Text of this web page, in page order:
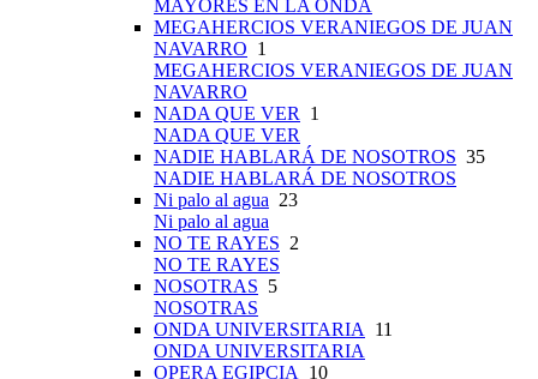
MAYORES EN LA ONDA
MEGAHERCIOS VERANIEGOS DE JUAN
NAVARRO 1
MEGAHERCIOS VERANIEGOS DE JUAN
NAVARRO
NADA QUE VER
1
NADA QUE VER
NADIE HABLARÁ DE NOSOTROS 35
NADIE HABLARÁ DE NOSOTROS
Ni palo al agua 23
Ni palo al agua
NO TE RAYES 2
NO TE RAYES
NOSOTRAS 5
NOSOTRAS
ONDA UNIVERSITARIA
11
ONDA UNIVERSITARIA
OPERA EGIPCIA
10